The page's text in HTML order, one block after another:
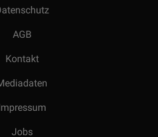
AGB
Kontakt
Jobs